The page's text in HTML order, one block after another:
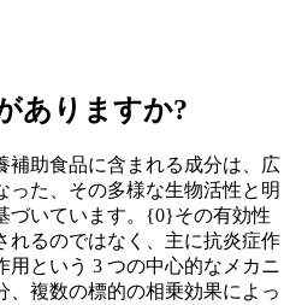
ありますか?
補助食品に含まれる成分は、広
った、その多様な生物活性と明
づいています。{0}その有効性
れるのではなく、主に抗炎症作
用という 3 つの中心的なメカニ
、複数の標的の相乗効果によっ